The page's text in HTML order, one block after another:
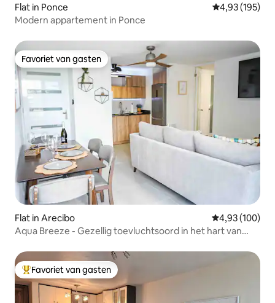
Flat in Ponce Gemiddelde
4,93 (195)
Modern appartement in Ponce
Favoriet van gasten
Favoriet van gasten
Flat in Arecibo Gemiddelde
4,93 (100)
Aqua Breeze - Gezellig toevluchtsoord in het hart van
Topfavoriet van gasten
Favoriet van gasten